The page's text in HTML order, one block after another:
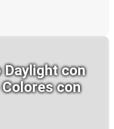
Daylight con
con